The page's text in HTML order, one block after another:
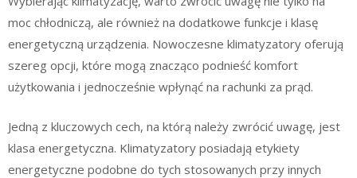
moc chłodniczą, ale również na dodatkowe funkcje i klasę
energetyczną urządzenia. Nowoczesne klimatyzatory oferują
szereg opcji, które mogą znacząco podnieść komfort
użytkowania i jednocześnie wpłynąć na rachunki za prąd.
Jedną z kluczowych cech, na którą należy zwrócić uwagę, jest
klasa energetyczna. Klimatyzatory posiadają etykiety
energetyczne podobne do tych stosowanych przy innych